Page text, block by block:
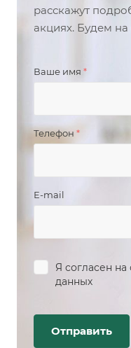
расскажут
акциях. Будем на
Ваше имя *
Телефон *
E-mail
Я согласен на
данных